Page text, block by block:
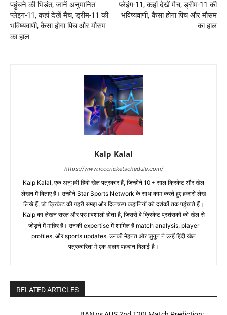
पहुंचने की भिड़ंत, जानें अनुमानित
प्लेइंग-11, कहां देखें मैच, ड्रीम-11 की
भविष्यवाणी, कैसा होगा पिच और मौसम
का हाल
प्लेइंग-11, कहां देखें मैच, ड्रीम-11 की
भविष्यवाणी, कैसा होगा पिच और मौसम
का हाल
Kalp Kalal
https://www.icccricketschedule.com/
Kalp Kalal, एक अनुभवी हिंदी खेल पत्रकार हैं, जिन्होंने 10+ साल क्रिकेट और खेल
लेखन में बिताए हैं। उन्होंने Star Sports Network के साथ काम करते हुए हजारों लेख
लिखे हैं, जो क्रिकेट की गहरी समझ और दिलचस्प कहानियों को दर्शकों तक पहुंचाते हैं।
Kalp का लेखन सरल और प्रभावशाली होता है, जिससे वे क्रिकेट प्रशंसकों को खेल से
जोड़ने में माहिर हैं। उनकी expertise में शामिल है match analysis, player
profiles, और sports updates. उनकी मेहनत और जुनून ने उन्हें हिंदी खेल
पत्रकारिता में एक अलग पहचान दिलाई है।
RELATED ARTICLES